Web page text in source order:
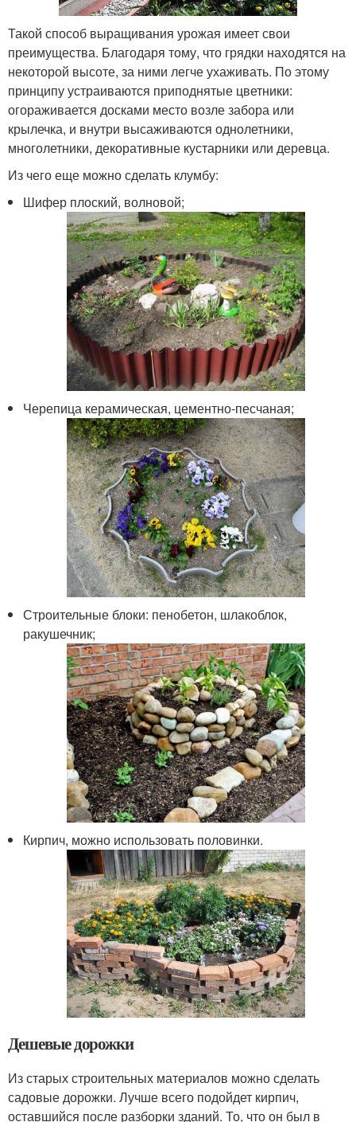
Такой способ выращивания урожая имеет свои
преимущества. Благодаря тому, что грядки находятся на
некоторой высоте, за ними легче ухаживать. По этому
принципу устраиваются приподнятые цветники:
огораживается досками место возле забора или
крылечка, и внутри высаживаются однолетники,
многолетники, декоративные кустарники или деревца.
Из чего еще можно сделать клумбу:
Шифер плоский, волновой;
Черепица керамическая, цементно-песчаная;
Строительные блоки: пенобетон, шлакоблок,
ракушечник;
Кирпич, можно использовать половинки.
Дешевые дорожки
Из старых строительных материалов можно сделать
садовые дорожки. Лучше всего подойдет кирпич,
оставшийся после разборки зданий. То, что он был в